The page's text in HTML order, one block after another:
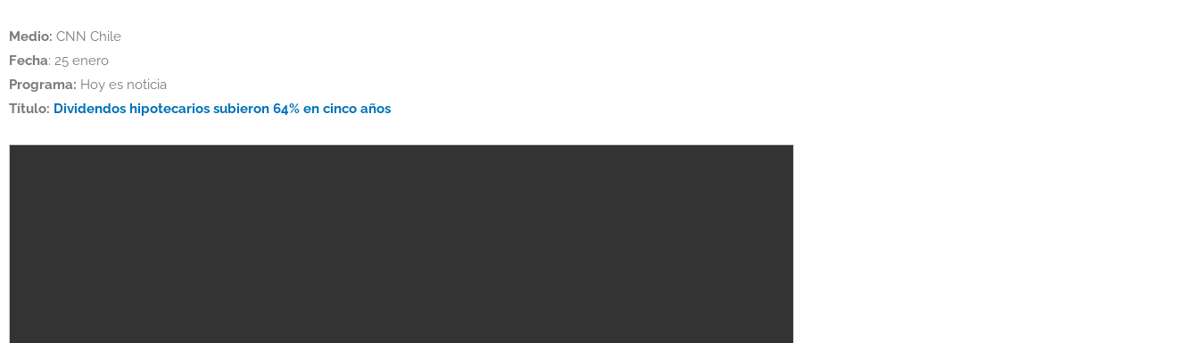
Medio: CNN Chile
Fecha: 25 enero
Programa: Hoy es noticia
Título: Dividendos hipotecarios subieron 64% en cinco años